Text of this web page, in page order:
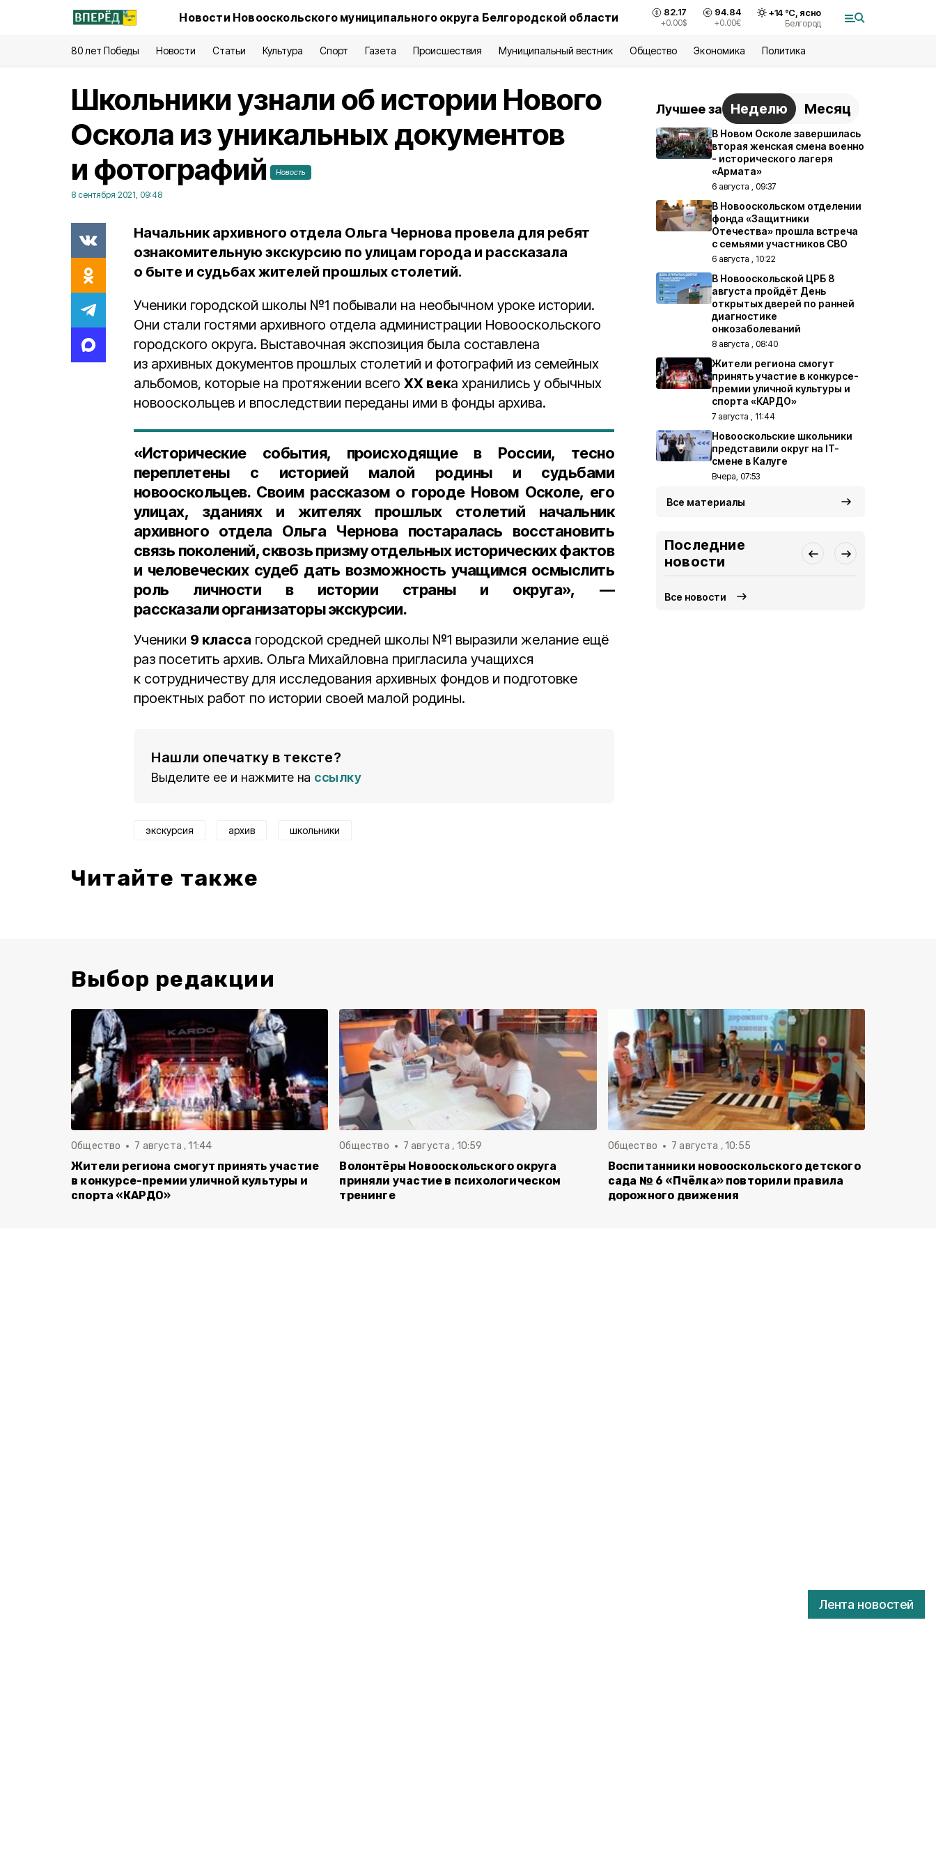
Новости Новооскольского муниципального округа Белгородской области 82.17
+0.00$
94.84
+0.00€
+14°С, ясно
Белгород
80 лет Победы Новости Статьи Культура Спорт Газета Происшествия Муниципальный вестник Общество Экономика Политика
Лента новостей
Школьники узнали об истории Нового
Оскола из уникальных документов
и фотографий
Новость
8 сентября 2021, 09:48
Начальник архивного отдела Ольга Чернова провела для ребят
ознакомительную экскурсию по улицам города и рассказала
о быте и судьбах жителей прошлых столетий.
Ученики городской школы №1 побывали на необычном уроке истории.
Они стали гостями архивного отдела администрации Новооскольского
городского округа. Выставочная экспозиция была составлена
из архивных документов прошлых столетий и фотографий из семейных
альбомов, которые на протяжении всего ХХ века хранились у обычных
новооскольцев и впоследствии переданы ими в фонды архива.
«Исторические события, происходящие в России, тесно
переплетены с историей малой родины и судьбами
новооскольцев. Своим рассказом о городе Новом Осколе, его
улицах, зданиях и жителях прошлых столетий начальник
архивного отдела Ольга Чернова постаралась восстановить
связь поколений, сквозь призму отдельных исторических фактов
и человеческих судеб дать возможность учащимся осмыслить
роль личности в истории страны и округа», —
рассказали организаторы экскурсии.
Ученики 9 класса городской средней школы №1 выразили желание ещё
раз посетить архив. Ольга Михайловна пригласила учащихся
к сотрудничеству для исследования архивных фондов и подготовке
проектных работ по истории своей малой родины.
Нашли опечатку в тексте?
Выделите ее и нажмите на ссылку
экскурсия архив школьники
Читайте также
Лучшее за Неделю Месяц
В Новом Осколе завершилась
вторая женская смена военно
- исторического лагеря
«Армата»
6 августа , 09:37
В Новооскольском отделении
фонда «Защитники
Отечества» прошла встреча
с семьями участников СВО
6 августа , 10:22
В Новооскольской ЦРБ 8
августа пройдёт День
открытых дверей по ранней
диагностике
онкозаболеваний
8 августа , 08:40
Жители региона смогут
принять участие в конкурсе-
премии уличной культуры и
спорта «КАРДО»
7 августа , 11:44
Новооскольские школьники
представили округ на IT-
смене в Калуге
Вчера, 07:53
Все материалы
Последние
новости
Все новости
Выбор редакции
Общество 7 августа , 11:44
Жители региона смогут принять участие
в конкурсе-премии уличной культуры и
спорта «КАРДО»
Общество 7 августа , 10:59
Волонтёры Новооскольского округа
приняли участие в психологическом
тренинге
Общество 7 августа , 10:55
Воспитанники новооскольского детского
сада № 6 «Пчёлка» повторили правила
дорожного движения